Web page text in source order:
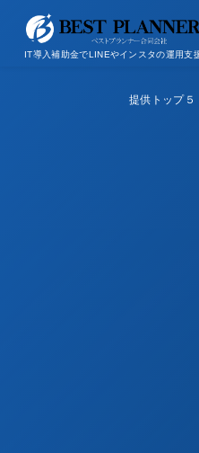
IT導入補助金でLINEやインスタの運用支
提供トップ５
Top5